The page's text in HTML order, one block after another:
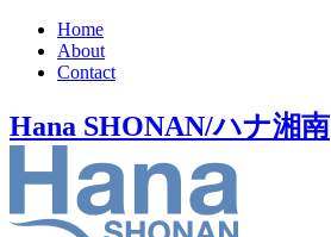
Home
About
Contact
Hana SHONAN/ハナ湘南